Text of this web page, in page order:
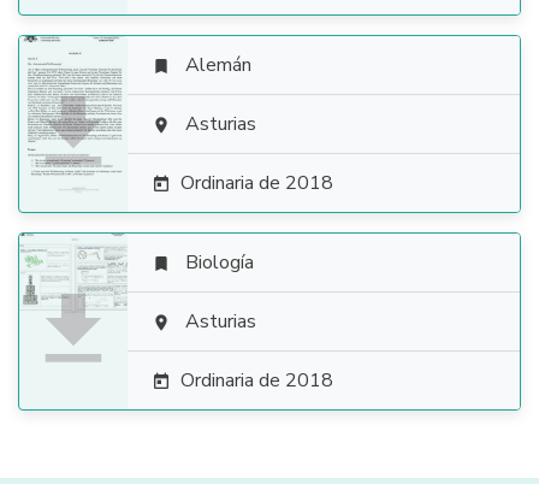

 Alemán
 Asturias
 Ordinaria de 2018

 Biología
 Asturias
 Ordinaria de 2018